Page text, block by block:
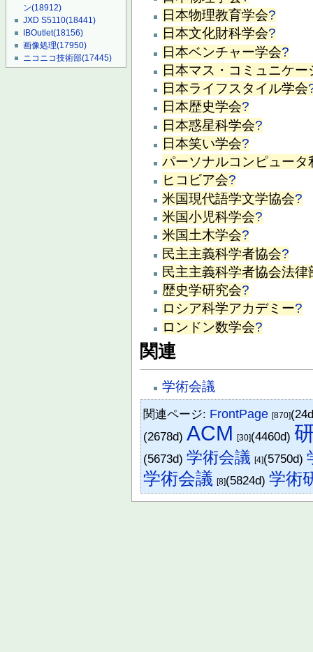
ン(18912)
JXD S5110(18441)
IBOutlet(18156)
画像処理(17950)
ニコニコ技術部(17445)
日本物理教育学会?
日本文化財科学会?
日本ベンチャー学会?
日本マス・コミュニケー
日本ライフスタイル学会
日本歴史学会?
日本惑星科学会?
日本笑い学会?
パーソナルコンピュータ
ヒコビア会?
米国現代語学文学協会?
米国小児科学会?
米国土木学会?
民主主義科学者協会?
民主主義科学者協会法律
歴史学研究会?
ロシア科学アカデミー?
ロンドン数学会?
関連
学術会議
関連ページ: FrontPage [870]
(2678d)ACM [30](4460d)
(5673d)学術会議 [4](5750d)
学術会議 [8](5824d)学術